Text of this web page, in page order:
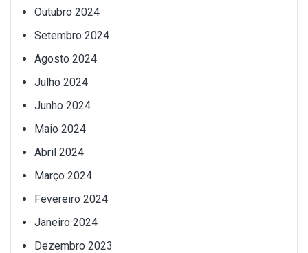
Outubro 2024
Setembro 2024
Agosto 2024
Julho 2024
Junho 2024
Maio 2024
Abril 2024
Março 2024
Fevereiro 2024
Janeiro 2024
Dezembro 2023